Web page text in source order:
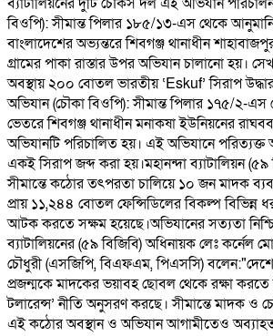
ব্যাটালিয়নের দুটি চৌকস দল এই অভিযান
বিওপি): সীমান্ত পিলার ১৮৫/১৩-এস থেকে
বাংলাদেশের অভ্যন্তরে শিবগঞ্জ থানাধীন
গ্রামের পাকা রাস্তার উপর অভিযান চালানো হয়।
অবস্থায় ২০০ বোতল ভারতীয় ‘Eskuf’ সিরাপ উদ্ধার
অভিযান (চৌকা বিওপি): সীমান্ত পিলার ১৭৫/২-
ভেতরে শিবগঞ্জ থানাধীন মনাকষা ইউনিয়নের
অভিযানটি পরিচালিত হয়। এই অভিযানে
একই সিরাপ জব্দ করা হয়। ​ মহানন্দা ব্যাটালিয়ন
সীমান্তে কঠোর তৎপরতা চালিয়ে ১০ জন মাদক
প্রায় ১১,২৪৪ বোতল ফেন্সিডিলের বিকল্প বিভিন্ন
আটক করতে সক্ষম হয়েছে। ​ ​অভিযানের সত্যতা
ব্যাটালিয়নের (৫৯ বিজিবি) অধিনায়ক লেঃ কর্নেল
চৌধুরী (এসজিপি, বিএফএম, পিএসসি) বলেন:
প্রজন্মকে মাদকের ভয়াবহ ছোবল থেকে রক্ষা করতে
টলারেন্স’ নীতি অনুসরণ করছে। সীমান্তে মাদক ও
এই কঠোর অবস্থান ও অভিযান আগামীতেও